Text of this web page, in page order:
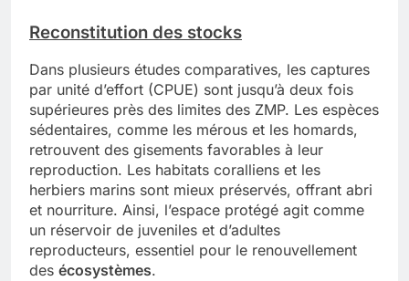
Reconstitution des stocks
Dans plusieurs études comparatives, les captures
par unité d’effort (CPUE) sont jusqu’à deux fois
supérieures près des limites des ZMP. Les espèces
sédentaires, comme les mérous et les homards,
retrouvent des gisements favorables à leur
reproduction. Les habitats coralliens et les
herbiers marins sont mieux préservés, offrant abri
et nourriture. Ainsi, l’espace protégé agit comme
un réservoir de juveniles et d’adultes
reproducteurs, essentiel pour le renouvellement
des écosystèmes.